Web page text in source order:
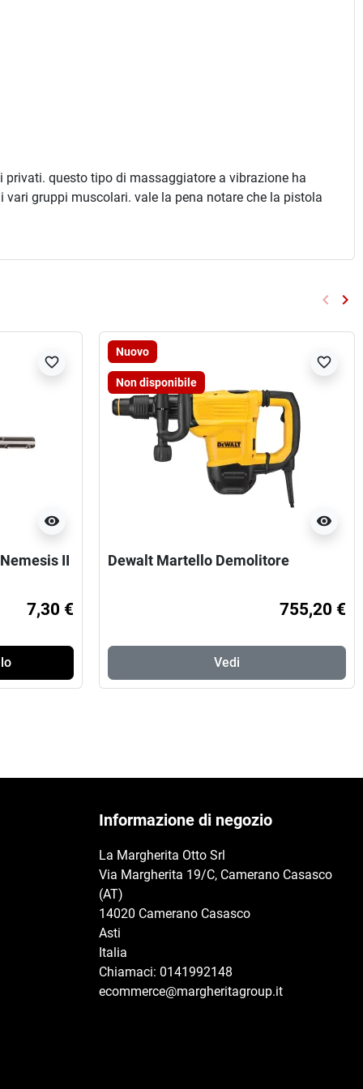
questo tipo di massaggiatore a vibrazione ha
gruppi muscolari. vale la pena notare che la pistola
keyboard_arrow_left keyboard_arrow_right
visibility
favorite_border
II
7,30 €
Nuovo
Non disponibile
visibility
favorite_border
Dewalt Martello Demolitore
755,20 €
Vedi
Informazione di negozio
La Margherita Otto Srl
Via Margherita 19/C, Camerano Casasco
(AT)
14020 Camerano Casasco
Asti
Italia
Chiamaci: 0141992148
ecommerce@margheritagroup.it